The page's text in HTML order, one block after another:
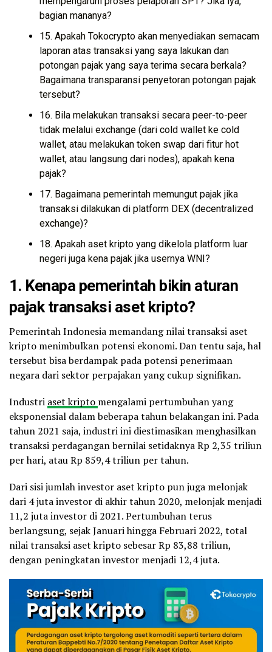
bagian mananya?
15. Apakah Tokocrypto akan menyediakan semacam
laporan atas transaksi yang saya lakukan dan
potongan pajak yang saya terima secara berkala?
Bagaimana transparansi penyetoran potongan pajak
tersebut?
16. Bila melakukan transaksi secara peer-to-peer
tidak melalui exchange (dari cold wallet ke cold
wallet, atau melakukan token swap dari fitur hot
wallet, atau langsung dari nodes), apakah kena
pajak?
17. Bagaimana pemerintah memungut pajak jika
transaksi dilakukan di platform DEX (decentralized
exchange)?
18. Apakah aset kripto yang dikelola platform luar
negeri juga kena pajak jika usernya WNI?
1. Kenapa pemerintah bikin aturan
pajak transaksi aset kripto?
Pemerintah Indonesia memandang nilai transaksi aset
kripto menimbulkan potensi ekonomi. Dan tentu saja, hal
tersebut bisa berdampak pada potensi penerimaan
negara dari sektor perpajakan yang cukup signifikan.
Industri aset kripto mengalami pertumbuhan yang
eksponensial dalam beberapa tahun belakangan ini. Pada
tahun 2021 saja, industri ini diestimasikan menghasilkan
transaksi perdagangan bernilai setidaknya Rp 2,35 triliun
per hari, atau Rp 859,4 triliun per tahun.
Dari sisi jumlah investor aset kripto pun juga melonjak
dari 4 juta investor di akhir tahun 2020, melonjak menjadi
11,2 juta investor di 2021. Pertumbuhan terus
berlangsung, sejak Januari hingga Februari 2022, total
nilai transaksi aset kripto sebesar Rp 83,88 triliun,
dengan peningkatan investor menjadi 12,4 juta.